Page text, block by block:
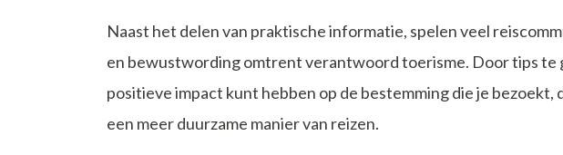
Naast het delen van praktische informatie, spelen veel
en bewustwording omtrent verantwoord toerisme. Door tips te
positieve impact kunt hebben op de bestemming die je bezoekt,
een meer duurzame manier van reizen.